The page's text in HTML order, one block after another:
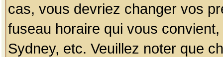
cas, vous devriez changer vos
fuseau horaire qui vous
Sydney, etc. Veuillez noter que